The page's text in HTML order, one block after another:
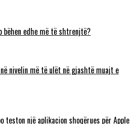
bëhen edhe më të shtrenjtë?
nivelin më të ulët në gjashtë muajt e
teston një aplikacion shoqërues për Apple